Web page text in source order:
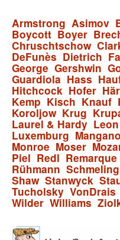
Armstrong Asimov
Boycott Boyer
Chruschtschow
DeFunès Dietrich
George Gershwin
Guardiola Hass
Hitchcock Hofer
Kemp Kisch Knauf
Koroljow Krug
Laurel & Hardy Leon
Luxemburg Mangano
Monroe Moser
Piel Redl Remarque
Rühmann Schmeling
Shaw Stanwyck
Tucholsky VonDrais
Wilder Williams